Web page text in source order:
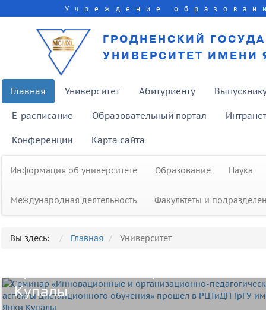
Учреждение
ГРОДНЕНСКИЙ
УНИВЕРСИТЕТ ИМЕНИ
Главная Университет Абитуриенту
E-расписание Образовательный портал
Конференции Карта сайта
Информация об университете Образование Наука
Международная деятельность Факультеты и
Вы здесь: Главная Университет
Cеминар «Инновационные и
организационно-педагогические
Купалы